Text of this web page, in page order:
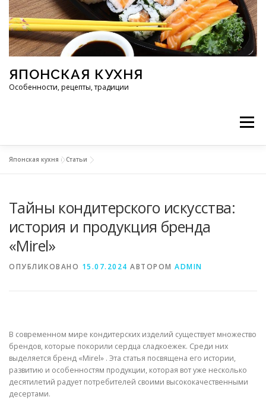
Перейти к содержимому
ЯПОНСКАЯ КУХНЯ
Особенности, рецепты, традиции
Меню
РЕЦЕПТЫ ТРАДИЦИИ СТАТЬИ
Японская кухня »Статьи
Тайны кондитерского искусства:
история и продукция бренда
«Mirel»
ОПУБЛИКОВАНО 15.07.2024 АВТОРОМ ADMIN
В современном мире кондитерских изделий существует множество
брендов, которые покорили сердца сладкоежек. Среди них
выделяется бренд «Mirel» . Эта статья посвящена его истории,
развитию и особенностям продукции, которая вот уже несколько
десятилетий радует потребителей своими высококачественными
десертами.